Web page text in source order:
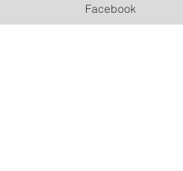
muestras aleatorios.
Facebook